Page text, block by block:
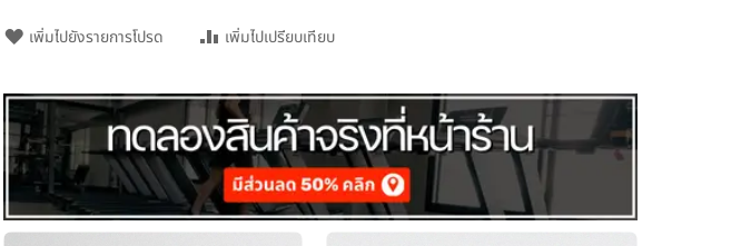
เพิ่มไปยังรายการโปรด เพิ่มไปเปรียบเทียบ